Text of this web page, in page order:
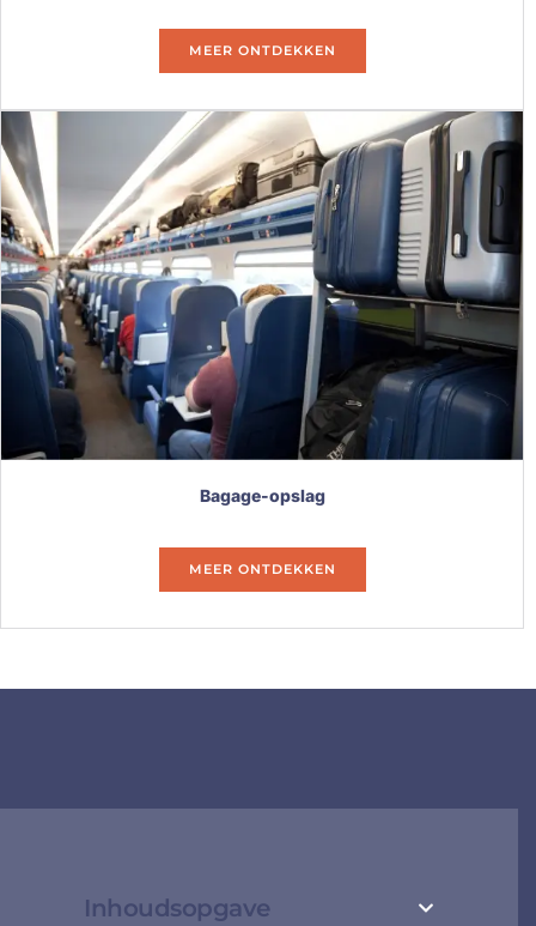
MEER ONTDEKKEN
Bagage-opslag
MEER ONTDEKKEN
Inhoudsopgave